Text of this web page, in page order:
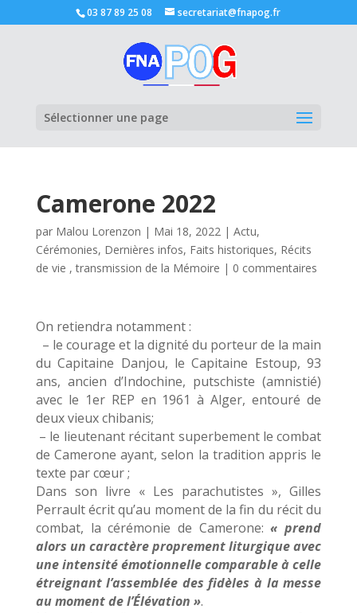
03 87 89 25 08 secretariat@fnapog.fr
Sélectionner une page
Camerone 2022
par Malou Lorenzon | Mai 18, 2022| Actu,
Cérémonies, Dernières infos, Faits historiques, Récits
de vie , transmission de la Mémoire | 0 commentaires
On retiendra notamment :
– le courage et la dignité du porteur de la main
du Capitaine Danjou, le Capitaine Estoup, 93
ans, ancien d’Indochine, putschiste (amnistié)
avec le 1er REP en 1961 à Alger, entouré de
deux vieux chibanis;
– le lieutenant récitant superbement le combat
de Camerone ayant, selon la tradition appris le
texte par cœur ;
Dans son livre « Les parachutistes », Gilles
Perrault écrit qu’au moment de la fin du récit du
combat, la cérémonie de Camerone: « prend
alors un caractère proprement liturgique avec
une intensité émotionnellecomparableà celle
étreignant l’assemblée des fidèles à la messe
au moment de l’Élévation ».